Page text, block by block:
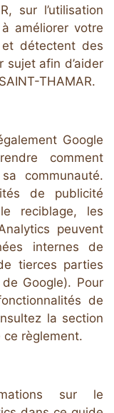
sur l’utilisation
améliorer votre
et détectent des
afin d’aider
THAMAR.
Google
comment
communauté.
de publicité
reciblage, les
peuvent
internes de
tierces parties
Google). Pour
de
la section
règlement.
sur le